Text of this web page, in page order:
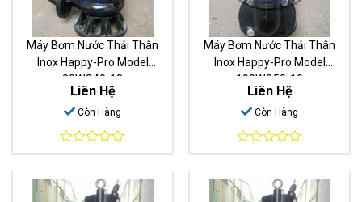
Máy Bơm Nước Thải Thân
Inox Happy-Pro Model
80WQ40-18
Liên Hệ
Còn Hàng
0
out
of
5
Máy Bơm Nước Thải Thân
Inox Happy-Pro Model
100WQ50-10
Liên Hệ
Còn Hàng
0
out
of
5